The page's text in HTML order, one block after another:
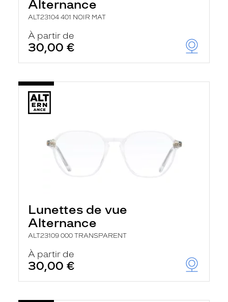
Alternance
ALT23104 401 NOIR MAT
À partir de
30,00 €
Lunettes de vue
Alternance
ALT23109 000 TRANSPARENT
À partir de
30,00 €